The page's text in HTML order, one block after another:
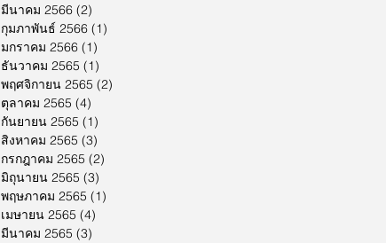
มีนาคม 2566 (2)
กุมภาพันธ์ 2566 (1)
มกราคม 2566 (1)
ธันวาคม 2565 (1)
พฤศจิกายน 2565 (2)
ตุลาคม 2565 (4)
กันยายน 2565 (1)
สิงหาคม 2565 (3)
กรกฎาคม 2565 (2)
มิถุนายน 2565 (3)
พฤษภาคม 2565 (1)
เมษายน 2565 (4)
มีนาคม 2565 (3)